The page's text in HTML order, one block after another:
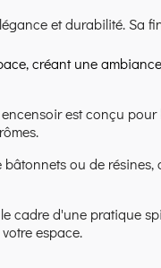
et durabilité. Sa
créant une
est conçu pour
ou de résines,
cadre d'une pratique
espace.